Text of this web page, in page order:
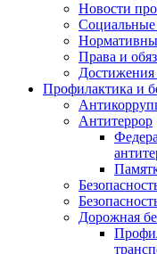
Новости
Права и
Достижения
Профилактика и
Антитеррор
Дорожная